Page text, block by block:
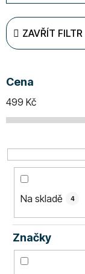
z
e
n
r
o
d
k
t
ZAVŘÍT FILTR
Cena
499 Kč
Na skladě 4
Značky